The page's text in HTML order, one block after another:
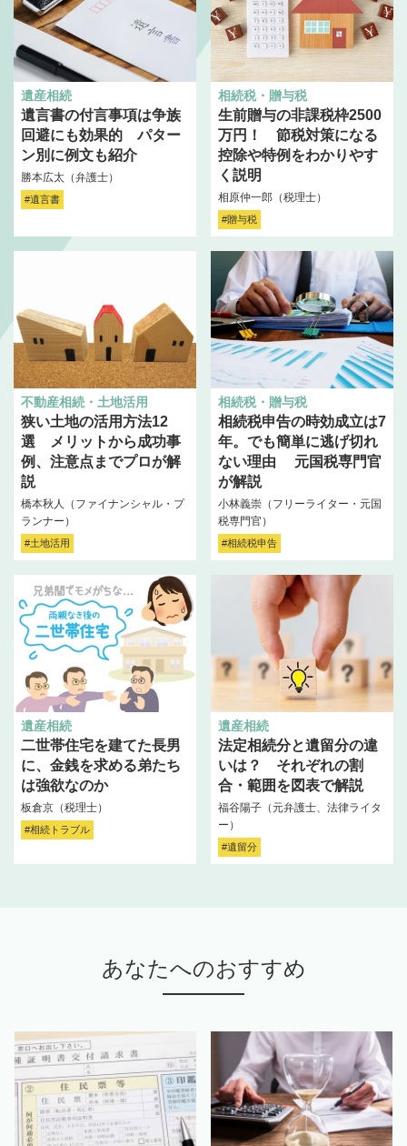
遺産相続
遺言書の付言事項は争族
回避にも効果的 パター
ン別に例文も紹介
勝本広太（弁護士）
#遺言書
相続税・贈与税
生前贈与の非課税枠2500
万円！ 節税対策になる
控除や特例をわかりやす
く説明
相原仲一郎（税理士）
#贈与税
不動産相続・土地活用
狭い土地の活用方法12
選 メリットから成功事
例、注意点までプロが解
説
橋本秋人（ファイナンシャル・プ
ランナー）
#土地活用
相続税・贈与税
相続税申告の時効成立は7
年。でも簡単に逃げ切れ
ない理由 元国税専門官
が解説
小林義崇（フリーライター・元国
税専門官）
#相続税申告
遺産相続
二世帯住宅を建てた長男
に、金銭を求める弟たち
は強欲なのか
板倉京（税理士）
#相続トラブル
遺産相続
法定相続分と遺留分の違
いは？ それぞれの割
合・範囲を図表で解説
福谷陽子（元弁護士、法律ライタ
ー）
#遺留分
あなたへのおすすめ